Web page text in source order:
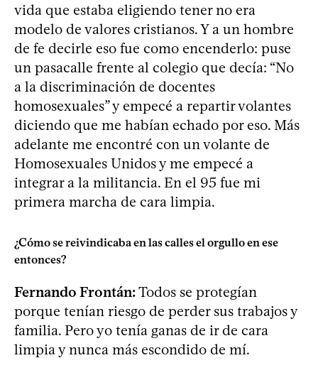
vida que estaba eligiendo tener no era
modelo de valores cristianos. Y a un hombre
de fe decirle eso fue como encenderlo: puse
un pasacalle frente al colegio que decía: “No
a la discriminación de docentes
homosexuales” y empecé a repartir volantes
diciendo que me habían echado por eso. Más
adelante me encontré con un volante de
Homosexuales Unidos y me empecé a
integrar a la militancia. En el 95 fue mi
primera marcha de cara limpia.
¿Cómo se reivindicaba en las calles el orgullo en ese
entonces?
Fernando Frontán:Todos se protegían
porque tenían riesgo de perder sus trabajos y
familia. Pero yo tenía ganas de ir de cara
limpia y nunca más escondido de mí.